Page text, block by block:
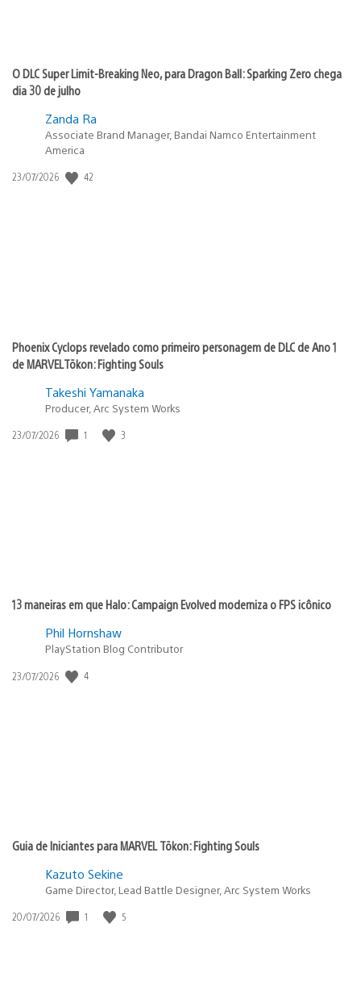
O DLC Super Limit-Breaking Neo, para Dragon Ball: Sparking Zero chega
dia 30 de julho
Zanda Ra
Associate Brand Manager, Bandai Namco Entertainment
America
Data
23/07/2026 42
Phoenix Cyclops revelado como primeiro personagem de DLC de Ano 1
de MARVEL Tōkon: Fighting Souls
Takeshi Yamanaka
Producer, Arc System Works
Data
23/07/2026 1 3
13 maneiras em que Halo: Campaign Evolved moderniza o FPS icônico
Phil Hornshaw
PlayStation Blog Contributor
Data
23/07/2026 4
Guia de Iniciantes para MARVEL Tōkon: Fighting Souls
Kazuto Sekine
Game Director, Lead Battle Designer, Arc System Works
Data
20/07/2026 1 5